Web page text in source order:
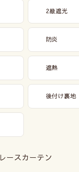
2級遮光
防炎
遮熱
後付け裏地
レースカーテン